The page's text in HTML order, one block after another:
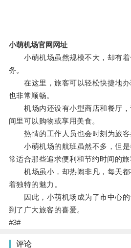
小萌机场官网网址
小萌机场虽然规模不大，却有着
务。
在这里，旅客可以轻松快捷地办
也非常顺畅。
机场内还设有小型商店和餐厅，
间里可以购物或享用美食。
热情的工作人员也会时刻为旅客
小萌机场的航班虽然不多，但是
常适合那些追求便利和节约时间的旅
机场虽小，却热闹非凡，每天都
着独特的魅力。
因此，小萌机场成为了市中心的
到了广大旅客的喜爱。
#3#
评论